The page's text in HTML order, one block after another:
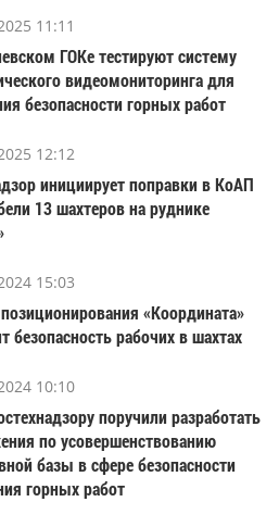
11:11
ГОКе тестируют систему
видеомониторинга для
безопасности горных работ
12:12
инициирует поправки в КоАП
13 шахтеров на руднике
15:03
«Координата»
безопасность рабочих в шахтах
10:10
поручили разработать
по усовершенствованию
базы в сфере безопасности
горных работ